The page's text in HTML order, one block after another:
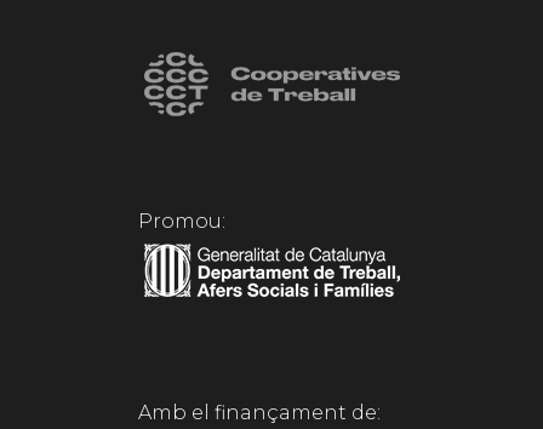
Promou:
Amb el finançament de: